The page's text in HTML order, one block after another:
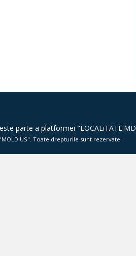
parte a platformei "LOCALiTATE.MD
. Toate drepturile sunt rezervate.